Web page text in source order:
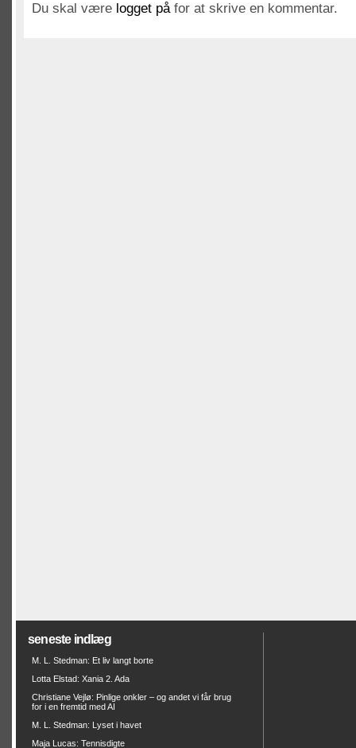
Du skal være logget påfor at skrive en kommentar.
seneste indlæg
M. L. Stedman: Et liv langt borte
Lotta Elstad: Xania 2. Ada
Christiane Vejlø: Pinlige onkler – og andet vi får brug
for i en fremtid med AI
M. L. Stedman: Lyset i havet
Maja Lucas: Tennisdigte